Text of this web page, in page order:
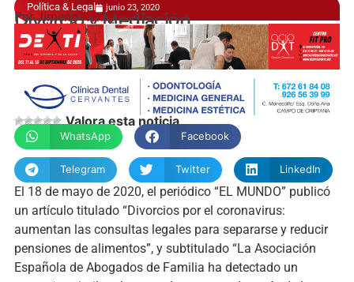
Política & Legal junio 23, 2020
Por Jimena Román
Divorcio y Mediación
manchainformacion.com
Valora esta noticia
WhatsApp Facebook
Telegram Twitter LinkedIn
El 18 de mayo de 2020, el periódico “EL MUNDO” publicó
un artículo titulado “Divorcios por el coronavirus:
aumentan las consultas legales para separarse y reducir
pensiones de alimentos”, y subtitulado “La Asociación
Española de Abogados de Familia ha detectado un